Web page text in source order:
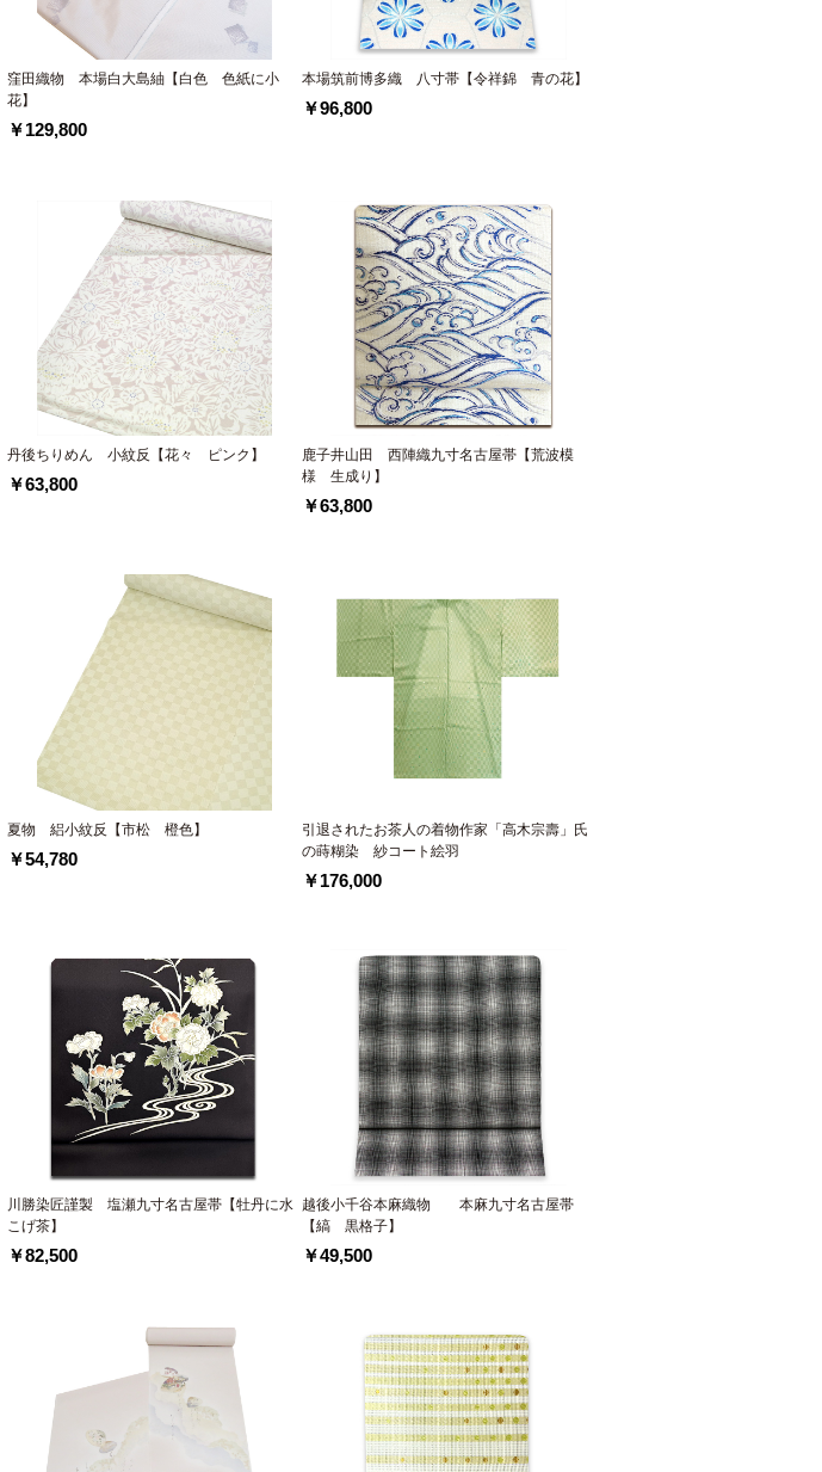
窪田織物 本場白大島紬【白色 色紙に小
花】
￥129,800
本場筑前博多織 八寸帯【令祥錦 青の花】
￥96,800
丹後ちりめん 小紋反【花々 ピンク】
￥63,800
鹿子井山田 西陣織九寸名古屋帯【荒波模
様 生成り】
￥63,800
夏物 絽小紋反【市松 橙色】
￥54,780
引退されたお茶人の着物作家「高木宗壽」氏
の蒔糊染 紗コート絵羽
￥176,000
川勝染匠謹製 塩瀬九寸名古屋帯【牡丹に水
こげ茶】
￥82,500
越後小千谷本麻織物 本麻九寸名古屋帯
【縞 黒格子】
￥49,500